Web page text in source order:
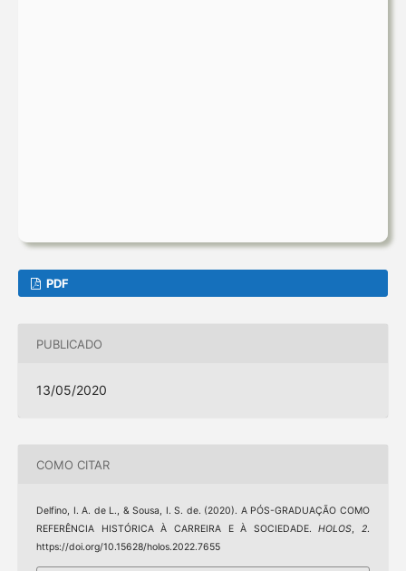
PDF
PUBLICADO
13/05/2020
COMO CITAR
Delfino, I. A. de L., & Sousa, I. S. de. (2020). A PÓS-GRADUAÇÃO COMO
REFERÊNCIA HISTÓRICA À CARREIRA E À SOCIEDADE.HOLOS,2.
https://doi.org/10.15628/holos.2022.7655